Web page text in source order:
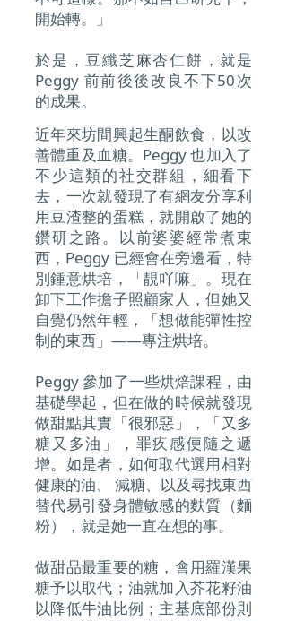
開始轉。」
於是，豆纖芝麻杏仁餅，就是
Peggy 前前後後改良不下50次
的成果。
近年來坊間興起生酮飲食，以改
善體重及血糖。Peggy 也加入了
不少這類的社交群組，細看下
去，一次就發現了有網友分享利
用豆渣整的蛋糕，就開啟了她的
鑽研之路。以前婆婆經常煮東
西，Peggy 已經會在旁邊看，特
別鍾意烘培，「靚吖嘛」。現在
卸下工作擔子照顧家人，但她又
自覺仍然年輕，「想做能彈性控
制的東西」——專注烘培。
Peggy 參加了一些烘焙課程，由
基礎學起，但在做的時候就發現
做甜點其實「很邪惡」，「又多
糖又多油」，罪疚感便隨之遞
增。如是者，如何取代選用相對
健康的油、 減糖、以及尋找東西
替代易引發身體敏感的麩質（麵
粉），就是她一直在想的事。
做甜品最重要的糖，會用羅漢果
糖予以取代；油就加入芥花籽油
以降低牛油比例；主基底部份則